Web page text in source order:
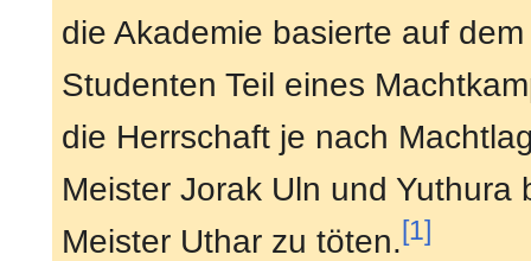
die Akademie basierte auf
Studenten Teil eines
die Herrschaft je nach
Meister Jorak Uln und
Meister Uthar zu töten.[1]